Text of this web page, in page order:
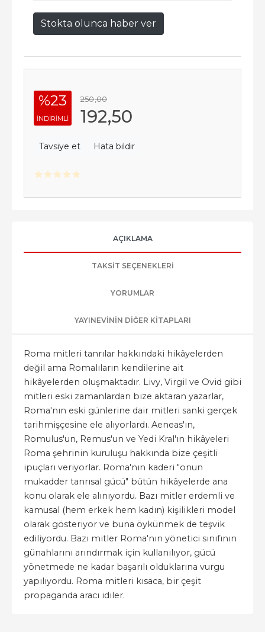
Stokta olunca haber ver
%23
INDIRIMLI
250,00
192,50
Tavsiye et Hata bildir
AÇIKLAMA
TAKSIT SEÇENEKLERI
YORUMLAR
YAYINEVININ DIĞER KITAPLARI
Roma mitleri tanrılar hakkındaki hikâyelerden
değil ama Romalıların kendilerine ait
hikâyelerden oluşmaktadır. Livy, Virgil ve Ovid gibi
mitleri eski zamanlardan bize aktaran yazarlar,
Roma'nın eski günlerine dair mitleri sanki gerçek
tarihmişçesine ele alıyorlardı. Aeneas'ın,
Romulus'un, Remus'un ve Yedi Kral'ın hikâyeleri
Roma şehrinin kuruluşu hakkında bize çeşitli
ipuçları veriyorlar. Roma'nın kaderi "onun
mukadder tanrısal gücü" bütün hikâyelerde ana
konu olarak ele alınıyordu. Bazı mitler erdemli ve
kamusal (hem erkek hem kadın) kişilikleri model
olarak gösteriyor ve buna öykünmek de teşvik
ediliyordu. Bazı mitler Roma'nın yönetici sınıfının
günahlarını arındırmak için kullanılıyor, gücü
yönetmede ne kadar başarılı olduklarına vurgu
yapılıyordu. Roma mitleri kısaca, bir çeşit
propaganda aracı idiler.